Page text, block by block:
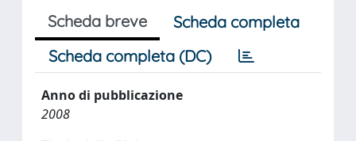
Scheda breve
Scheda completa
Scheda completa (DC)
Anno di pubblicazione
2008